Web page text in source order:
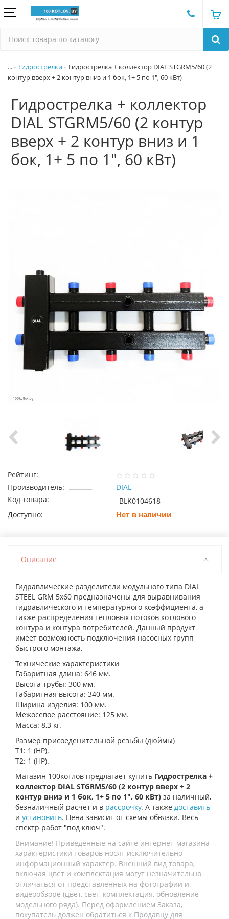
... Гидрострелки
Гидрострелка + коллектор DIAL STGRM5/60 (2
контур вверх + 2 контур вниз и 1 бок, 1+ 5 по 1", 60 кВт)
Гидрострелка + коллектор
DIAL STGRM5/60 (2 контур
вверх + 2 контур вниз и 1
бок, 1+ 5 по 1", 60 кВт)
Рейтинг:
Производитель:
DIAL
Код товара:
BLK0104618
Доступно:
Нет в наличии
Описание
Гидравлические разделители модульного типа DIAL
STEEL GRM 5х60 предназначены для выравнивания
гидравлического и температурного коэффициента, а
также распределения тепловых потоков котлового
контура и контура потребителей. Данный продукт
имеет возможность подключения насосных групп
быстрого монтажа.
Технические характеристики
Габаритная длина: 646 мм.
Высота трубы: 300 мм.
Габаритная высота: 340 мм.
Ширина изделия: 100 мм.
Межосевое расстояние: 125 мм.
Масса: 8,3 кг.
Размер присоеденительной резьбы (дюймы)
Т1: 1 (НР).
Т2: 1 (НР).
Магазин 100котлов предлагает купить Гидрострелка +
коллектор DIAL STGRM5/60 (2 контур вверх + 2
контур вниз и 1 бок, 1+ 5 по 1", 60 кВт) за наличный,
безналичный расчет и в рассрочку. А также доставить
и установить. Цена зависит от схемы обвязки. Весь
спектр работ "под ключ".
Внимание! Приведенные на сайте интернет-магазина
характеристики товаров носят исключительно
информационный характер. Внешний вид товара,
включая цвет и комплектация могут незначительно
отличаться от представленных на фотографии и
видеообзоре (цвет, свет, комплектация, обновление
модельного ряда). Перед оформлением Заказа,
покупатель должен обратиться к Продавцу для